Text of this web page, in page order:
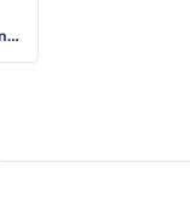
Actualités Météo à l'étranger